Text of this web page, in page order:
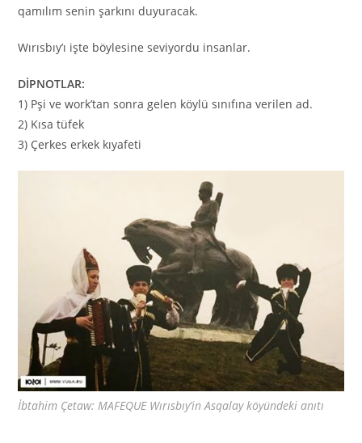
qamılım senin şarkını duyuracak.
Wırısbıy’ı işte böylesine seviyordu insanlar.
DİPNOTLAR:
1) Pşi ve work’tan sonra gelen köylü sınıfına verilen ad.
2) Kısa tüfek
3) Çerkes erkek kıyafeti
İbtahim Çetaw: MAFEQUE Wırısbıy’in Asqalay köyündeki anıtı